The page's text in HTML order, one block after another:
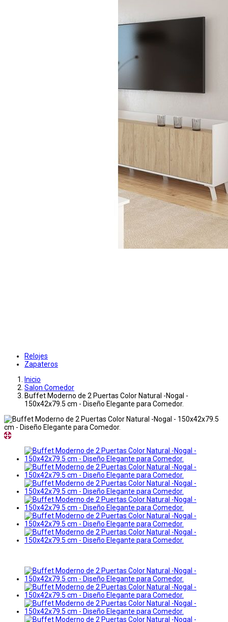
Relojes
Zapateros
Inicio
Salon Comedor
Buffet Moderno de 2 Puertas Color Natural -Nogal -
150x42x79.5 cm - Diseño Elegante para Comedor.